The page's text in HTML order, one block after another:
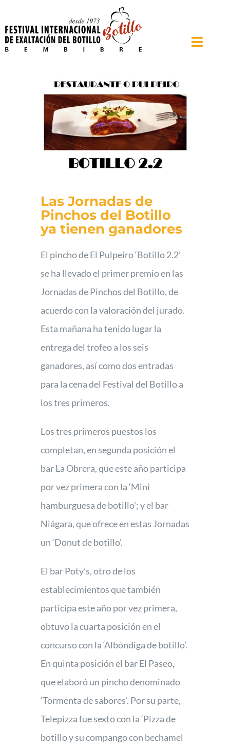
al
contenido
Toggle
El Festival
Feria Agroalimentaria
Cronología
Contacto
Las Jornadas de
Pinchos del Botillo
ya tienen ganadores
El pincho de El Pulpeiro ‘Botillo 2.2’
se ha llevado el primer premio en las
Jornadas de Pinchos del Botillo, de
acuerdo con la valoración del jurado.
Esta mañana ha tenido lugar la
entrega del trofeo a los seis
ganadores, así como dos entradas
para la cena del Festival del Botillo a
los tres primeros.
Los tres primeros puestos los
completan, en segunda posición el
bar La Obrera, que este año participa
por vez primera con la ‘Mini
hamburguesa de botillo’; y el bar
Niágara, que ofrece en estas Jornadas
un ‘Donut de botillo’.
El bar Poty’s, otro de los
establecimientos que también
participa este año por vez primera,
obtuvo la cuarta posición en el
concurso con la ‘Albóndiga de botillo’.
En quinta posición el bar El Paseo,
que elaboró un pincho denominado
‘Tormenta de sabores’. Por su parte,
Telepizza fue sexto con la ‘Pizza de
botillo y su compango con bechamel